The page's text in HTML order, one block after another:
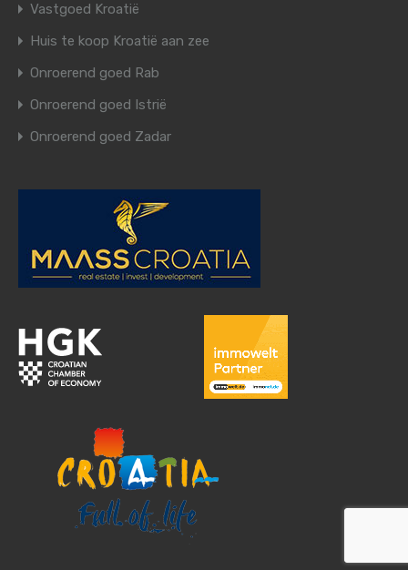
Vastgoed Kroatië
Huis te koop Kroatië aan zee
Onroerend goed Rab
Onroerend goed Istrië
Onroerend goed Zadar